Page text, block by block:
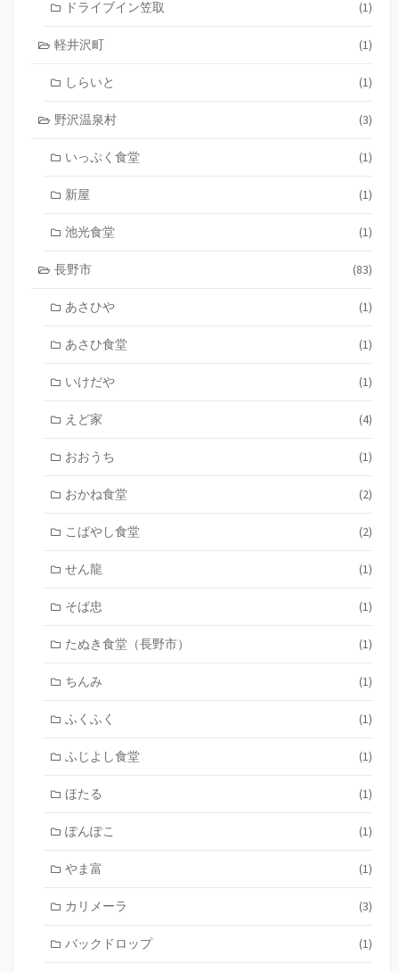
ドライブイン笠取 (1)
軽井沢町 (1)
しらいと (1)
野沢温泉村 (3)
いっぷく食堂 (1)
新屋 (1)
池光食堂 (1)
長野市 (83)
あさひや (1)
あさひ食堂 (1)
いけだや (1)
えど家 (4)
おおうち (1)
おかね食堂 (2)
こばやし食堂 (2)
せん龍 (1)
そば忠 (1)
たぬき食堂（長野市） (1)
ちんみ (1)
ふくふく (1)
ふじよし食堂 (1)
ほたる (1)
ぽんぽこ (1)
やま富 (1)
カリメーラ (3)
バックドロップ (1)